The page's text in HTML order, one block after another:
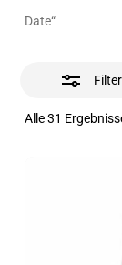
Date“
Filter
Alle 31